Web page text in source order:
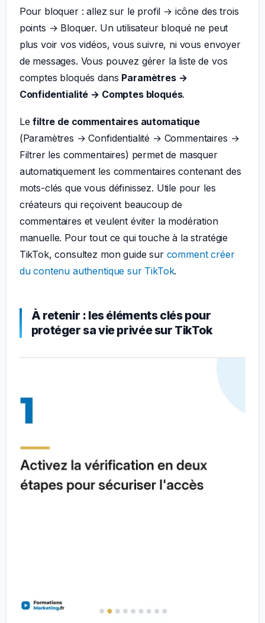
Pour bloquer : allez sur le profil → icône des trois
points → Bloquer. Un utilisateur bloqué ne peut
plus voir vos vidéos, vous suivre, ni vous envoyer
de messages. Vous pouvez gérer la liste de vos
comptes bloqués dans Paramètres →
Confidentialité → Comptes bloqués.
Lefiltre de commentaires automatique
(Paramètres → Confidentialité → Commentaires →
Filtrer les commentaires) permet de masquer
automatiquement les commentaires contenant des
mots-clés que vous définissez. Utile pour les
créateurs qui reçoivent beaucoup de
commentaires et veulent éviter la modération
manuelle. Pour tout ce qui touche à la stratégie
TikTok, consultez mon guide sur comment créer
du contenu authentique sur TikTok.
À retenir : les éléments clés pour
protéger sa vie privée sur TikTok